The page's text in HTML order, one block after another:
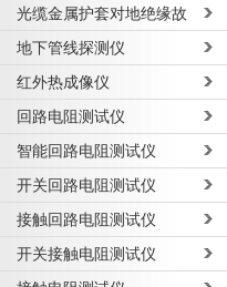
光缆金属护套对地绝缘故
障测试仪
地下管线探测仪
红外热成像仪
回路电阻测试仪
智能回路电阻测试仪
开关回路电阻测试仪
接触回路电阻测试仪
开关接触电阻测试仪